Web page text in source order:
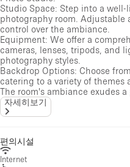
Studio Space: Step into a
photography room.
control over the ambiance.
Equipment: We offer a
cameras, lenses, tripods, and
photography styles.
Backdrop Options: Choose
catering to a variety of themes
The room's ambiance exudes
자세히보기
편의시설
Internet